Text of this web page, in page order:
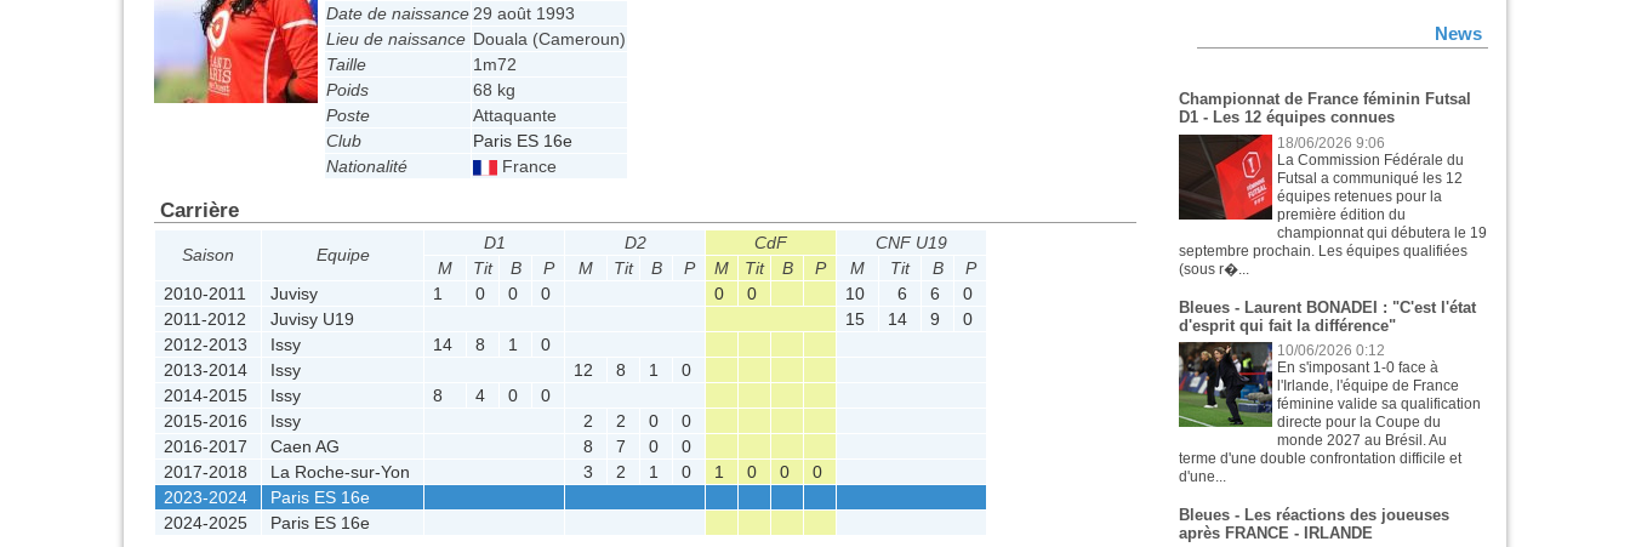
Date de naissance29 août 1993
Lieu de naissance Douala (Cameroun)
Taille
1m72
Poids
68 kg
Poste
Attaquante
Club
Paris ES 16e
Nationalité
France
Carrière
Saison Equipe
D1 D2 CdF
CNF U19
M
Tit B P M Tit B P M Tit B P M Tit B
P
2010-2011
Juvisy 1 0 0 0 0 0 10 6 6
0
2011-2012
Juvisy U19 15 14 9
0
2012-2013
Issy 14 8 1
0
2013-2014
Issy 12 8 1
0
2014-2015
Issy 8 4 0
0
2015-2016
Issy 2 2 0
0
2016-2017
Caen AG 8 7 0
0
2017-2018
La Roche-sur-Yon 3 2 1 0 1 0 0
0
2023-2024
Paris ES 16e
2024-2025
Paris ES 16e
News
Championnat de France féminin Futsal
D1 - Les 12 équipes connues
18/06/2026 9:06
La Commission Fédérale du
Futsal a communiqué les 12
équipes retenues pour la
première édition du
championnat qui débutera le 19
septembre prochain. Les équipes qualifiées
(sous r�...
Bleues - Laurent BONADEI : "C'est l'état
d'esprit qui fait la différence"
10/06/2026 0:12
En s'imposant 1-0 face à
l'Irlande, l'équipe de France
féminine valide sa qualification
directe pour la Coupe du
monde 2027 au Brésil. Au
terme d'une double confrontation difficile et
d'une...
Bleues - Les réactions des joueuses
après FRANCE - IRLANDE